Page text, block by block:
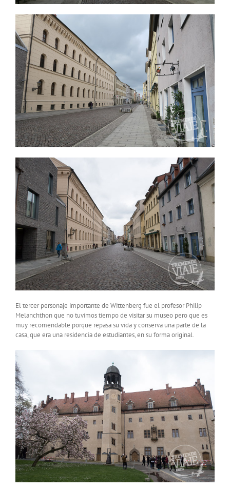
El tercer personaje importante de Wittenberg fue el profesor Philip
Melanchthon que no tuvimos tiempo de visitar su museo pero que es
muy recomendable porque repasa su vida y conserva una parte de la
casa, que era una residencia de estudiantes, en su forma original.